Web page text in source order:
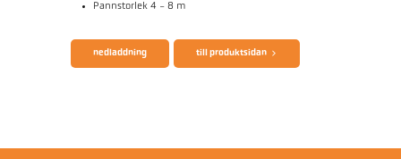
Mått ritning PK 68-K008
Pannstorlek 4 - 8 m
nedladdning till produktsidan